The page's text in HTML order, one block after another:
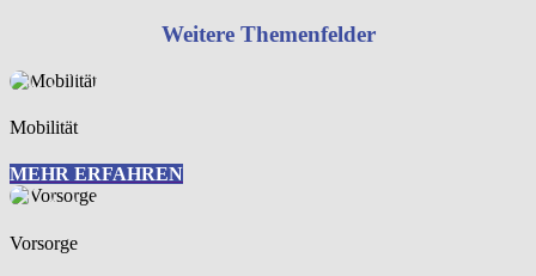
Weitere Themenfelder
Mobilität
MEHR ERFAHREN
Vorsorge